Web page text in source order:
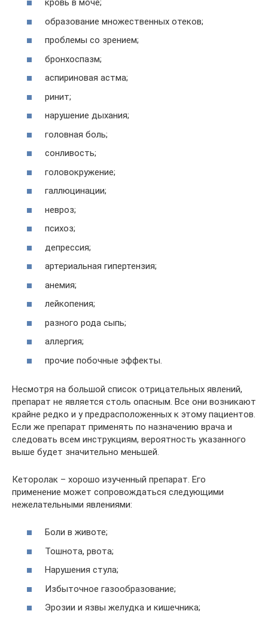
кровь в моче;
образование множественных отеков;
проблемы со зрением;
бронхоспазм;
аспириновая астма;
ринит;
нарушение дыхания;
головная боль;
сонливость;
головокружение;
галлюцинации;
невроз;
психоз;
депрессия;
артериальная гипертензия;
анемия;
лейкопения;
разного рода сыпь;
аллергия;
прочие побочные эффекты.
Несмотря на большой список отрицательных явлений,
препарат не является столь опасным. Все они возникают
крайне редко и у предрасположенных к этому пациентов.
Если же препарат применять по назначению врача и
следовать всем инструкциям, вероятность указанного
выше будет значительно меньшей.
Кеторолак – хорошо изученный препарат. Его
применение может сопровождаться следующими
нежелательными явлениями:
Боли в животе;
Тошнота, рвота;
Нарушения стула;
Избыточное газообразование;
Эрозии и язвы желудка и кишечника;